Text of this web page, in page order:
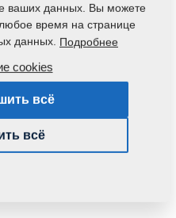
каталогу:
и для
ваших данных. Вы можете
время на странице
данных. Подробнее
cookies
всё
всё